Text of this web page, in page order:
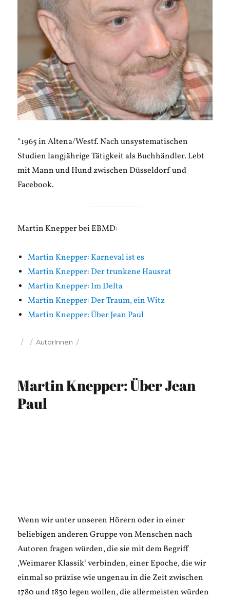
*1965 in Altena/Westf. Nach unsystematischen
Studien langjährige Tätigkeit als Buchhändler. Lebt
mit Mann und Hund zwischen Düsseldorf und
Facebook.
Martin Knepper bei EBMD:
Martin Knepper: Karneval ist es
Martin Knepper: Der trunkene Hausrat
Martin Knepper: Im Delta
Martin Knepper: Der Traum, ein Witz
Martin Knepper: Über Jean Paul
Veröffentlicht
Kategorien
AutorInnen
Martin Knepper: Über Jean
Paul
Wenn wir unter unseren Hörern oder in einer
beliebigen anderen Gruppe von Menschen nach
Autoren fragen würden, die sie mit dem Begriff
‚Weimarer Klassik‘ verbinden, einer Epoche, die wir
einmal so präzise wie ungenau in die Zeit zwischen
1780 und 1830 legen wollen, die allermeisten würden